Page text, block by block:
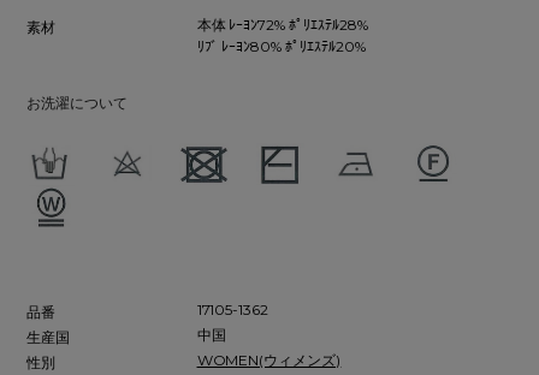
素材
本体 ﾚｰﾖﾝ72% ﾎﾟﾘｴｽﾃﾙ28%
ﾘﾌﾞ ﾚｰﾖﾝ80% ﾎﾟﾘｴｽﾃﾙ20%
お洗濯について
品番
17105-1362
生産国
中国
性別
WOMEN(ウィメンズ)